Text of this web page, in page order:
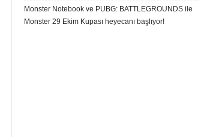
Monster Notebook ve PUBG: BATTLEGROUNDS ile
Monster 29 Ekim Kupası heyecanı başlıyor!